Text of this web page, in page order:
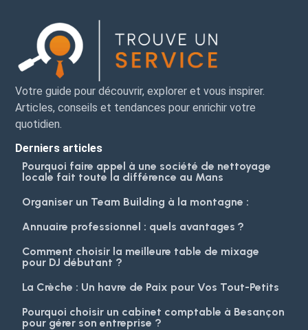
Votre guide pour découvrir, explorer et vous inspirer.
Articles, conseils et tendances pour enrichir votre
quotidien.
Derniers articles
Pourquoi faire appel à une société de nettoyage
locale fait toute la différence au Mans
Organiser un Team Building à la montagne :
Annuaire professionnel : quels avantages ?
Comment choisir la meilleure table de mixage
pour DJ débutant ?
La Crèche : Un havre de Paix pour Vos Tout-Petits
Pourquoi choisir un cabinet comptable à Besançon
pour gérer son entreprise ?